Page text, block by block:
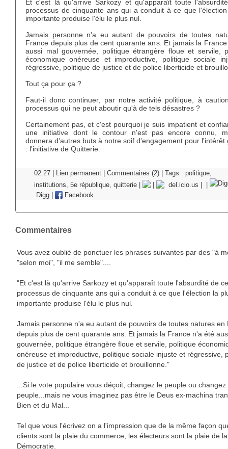
Et c'est là qu'arrive Sarkozy et qu'apparaît toute
processus de cinquante ans qui a conduit à ce que
importante produise l'élu le plus nul.
Jamais personne n'a eu autant de pouvoirs de toutes
France depuis plus de cent quarante ans. Et jamais la
aussi mal gouvernée, politique étrangère floue et servile,
économique onéreuse et improductive, politique sociale
régressive, politique de justice et de police liberticide et
Tout ça pour ça ?
Faut-il donc continuer, par notre activité politique, à
processus qui ne peut aboutir qu'à de tels désastres ?
Certainement pas, et c'est pourquoi je suis impatient et
une initiative dont le contour n'est pas encore connu,
donnera d'autres buts à notre soif d'engagement pour l'intérêt
: l'initiative de Quitterie.
02:27 | Lien permanent Commentaires (2) | Tags : politique,
institutions, 5e république, quitterie del.icio.us
Digg
Facebook
Commentaires
Vous avez oublié de ponctuer les phrases suivantes par des "à
"selon moi", "il me semble"....
"Et c'est là qu'arrive Sarkozy et qu'apparaît toute l'absurdité de ce
processus de cinquante ans qui a conduit à ce que l'élection la
importante produise l'élu le plus nul.
Jamais personne n'a eu autant de pouvoirs de toutes natures en
depuis plus de cent quarante ans. Et jamais la France n'a été
gouvernée, politique étrangère floue et servile, politique
onéreuse et improductive, politique sociale injuste et régressive,
de justice et de police liberticide et brouillonne."
...Si le vote populaire vous déçoit, changez le peuple ou changez
peuple...mais ne vous imaginez pas être le Deus ex-machina
Bien et du Mal...
Tel que vous l'écrivez on a l'impression que de la même façon
clients sont la plaie du commerce, les électeurs sont la plaie de la
Démocratie.